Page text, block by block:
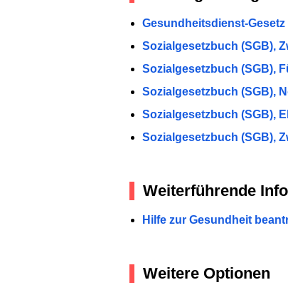
Gesundheitsdienst-Gesetz
Sozialgesetzbuch (SGB),
Sozialgesetzbuch (SGB),
Sozialgesetzbuch (SGB),
Sozialgesetzbuch (SGB),
Sozialgesetzbuch (SGB),
Weiterführende
Hilfe zur Gesundheit
Weitere Optionen